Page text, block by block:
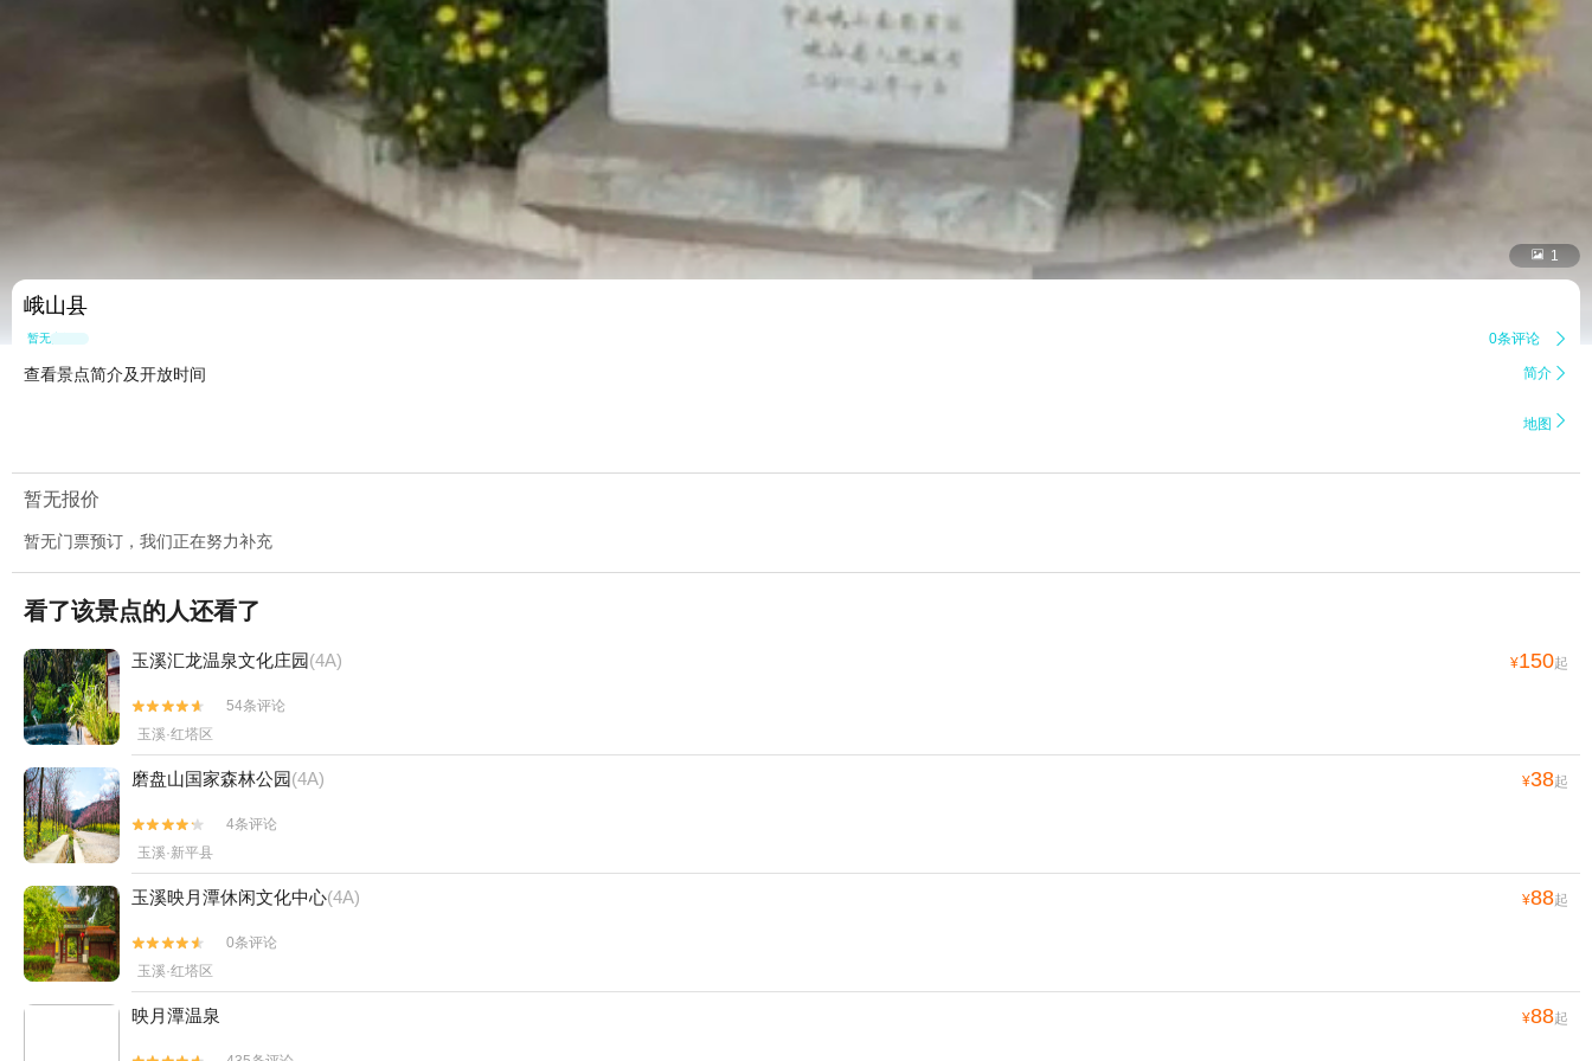
 1
峨山县
暂无点评 0条评论 
查看景点简介及开放时间 简介 
地图 
暂无报价
暂无门票预订，我们正在努力补充
看了该景点的人还看了
玉溪汇龙温泉文化庄园(4A) ¥150起


54条评论
玉溪·红塔区
磨盘山国家森林公园(4A) ¥38起


4条评论
玉溪·新平县
玉溪映月潭休闲文化中心(4A) ¥88起


0条评论
玉溪·红塔区
映月潭温泉 ¥88起